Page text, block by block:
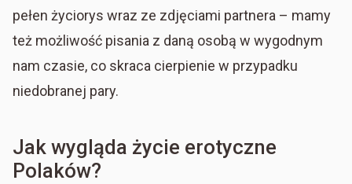
pełen życiorys wraz ze zdjęciami partnera – mamy
też możliwość pisania z daną osobą w wygodnym
nam czasie, co skraca cierpienie w przypadku
niedobranej pary.
Jak wygląda życie erotyczne
Polaków?